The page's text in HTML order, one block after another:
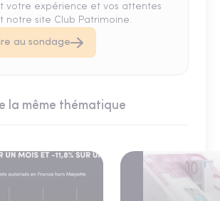
votre expérience et vos attentes
notre site Club Patrimoine.
au sondage
la même thématique